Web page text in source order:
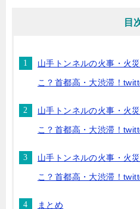
目
山手トンネルの火事・火
こ？首都高・大渋滞！
山手トンネルの火事・火
こ？首都高・大渋滞！
山手トンネルの火事・火
こ？首都高・大渋滞！
まとめ